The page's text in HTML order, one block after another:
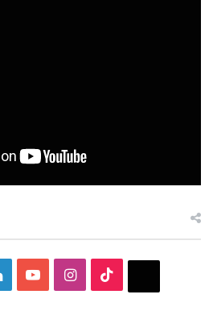
LinkedInYouTubeInstagram